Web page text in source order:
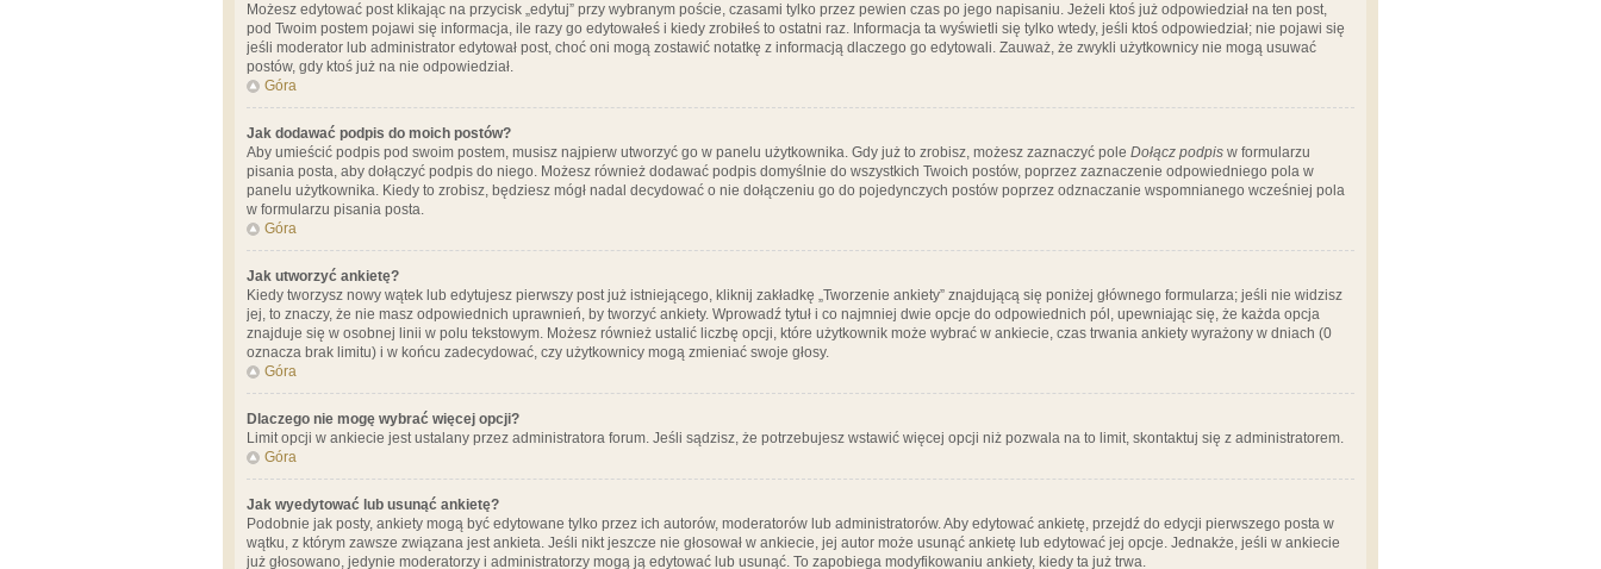
Możesz edytować post klikając na przycisk „edytuj” przy wybranym poście, czasami tylko przez pewien czas po jego napisaniu. Jeżeli ktoś już odpowiedział na ten post,
pod Twoim postem pojawi się informacja, ile razy go edytowałeś i kiedy zrobiłeś to ostatni raz. Informacja ta wyświetli się tylko wtedy, jeśli ktoś odpowiedział; nie pojawi się
jeśli moderator lub administrator edytował post, choć oni mogą zostawić notatkę z informacją dlaczego go edytowali. Zauważ, że zwykli użytkownicy nie mogą usuwać
postów, gdy ktoś już na nie odpowiedział.
Góra
Jak dodawać podpis do moich postów?
Aby umieścić podpis pod swoim postem, musisz najpierw utworzyć go w panelu użytkownika. Gdy już to zrobisz, możesz zaznaczyć pole Dołącz podpis w formularzu
pisania posta, aby dołączyć podpis do niego. Możesz również dodawać podpis domyślnie do wszystkich Twoich postów, poprzez zaznaczenie odpowiedniego pola w
panelu użytkownika. Kiedy to zrobisz, będziesz mógł nadal decydować o nie dołączeniu go do pojedynczych postów poprzez odznaczanie wspomnianego wcześniej pola
w formularzu pisania posta.
Góra
Jak utworzyć ankietę?
Kiedy tworzysz nowy wątek lub edytujesz pierwszy post już istniejącego, kliknij zakładkę „Tworzenie ankiety” znajdującą się poniżej głównego formularza; jeśli nie widzisz
jej, to znaczy, że nie masz odpowiednich uprawnień, by tworzyć ankiety. Wprowadź tytuł i co najmniej dwie opcje do odpowiednich pól, upewniając się, że każda opcja
znajduje się w osobnej linii w polu tekstowym. Możesz również ustalić liczbę opcji, które użytkownik może wybrać w ankiecie, czas trwania ankiety wyrażony w dniach (0
oznacza brak limitu) i w końcu zadecydować, czy użytkownicy mogą zmieniać swoje głosy.
Góra
Dlaczego nie mogę wybrać więcej opcji?
Limit opcji w ankiecie jest ustalany przez administratora forum. Jeśli sądzisz, że potrzebujesz wstawić więcej opcji niż pozwala na to limit, skontaktuj się z administratorem.
Góra
Jak wyedytować lub usunąć ankietę?
Podobnie jak posty, ankiety mogą być edytowane tylko przez ich autorów, moderatorów lub administratorów. Aby edytować ankietę, przejdź do edycji pierwszego posta w
wątku, z którym zawsze związana jest ankieta. Jeśli nikt jeszcze nie głosował w ankiecie, jej autor może usunąć ankietę lub edytować jej opcje. Jednakże, jeśli w ankiecie
już głosowano, jedynie moderatorzy i administratorzy mogą ją edytować lub usunąć. To zapobiega modyfikowaniu ankiety, kiedy ta już trwa.